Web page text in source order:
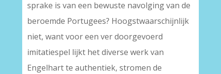
sprake is van een bewuste navolging van de
beroemde Portugees? Hoogstwaarschijnlijk
niet, want voor een ver doorgevoerd
imitatiespel lijkt het diverse werk van
Engelhart te authentiek, stromen de